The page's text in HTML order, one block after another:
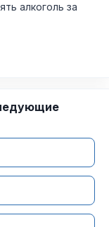
алкоголь за